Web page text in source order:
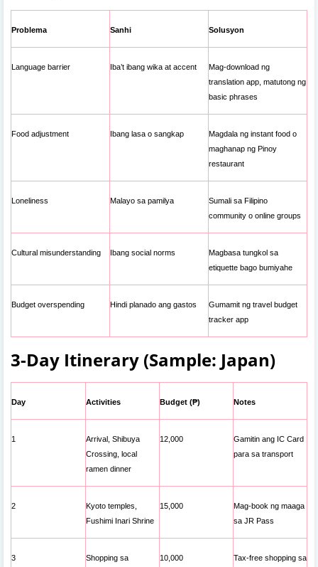
Problema Sanhi Solusyon
Language barrier Iba’t ibang wika at accent
Mag-download ng
translation app, matutong ng
basic phrases
Food adjustment Ibang lasa o sangkap
Magdala ng instant food o
maghanap ng Pinoy
restaurant
Loneliness Malayo sa pamilya
Sumali sa Filipino
community o online groups
Cultural misunderstanding Ibang social norms
Magbasa tungkol sa
etiquette bago bumiyahe
Budget overspending Hindi planado ang gastos
Gumamit ng travel budget
tracker app
3-Day Itinerary (Sample: Japan)
Day Activities Budget (₱) Notes
1
Arrival, Shibuya
Crossing, local
ramen dinner
12,000
Gamitin ang IC Card
para sa transport
2
Kyoto temples,
Fushimi Inari Shrine
15,000
Mag-book ng maaga
sa JR Pass
3
Shopping sa
10,000
Tax-free shopping sa